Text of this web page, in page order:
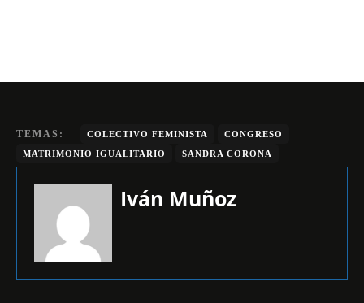
TEMAS: COLECTIVO FEMINISTA
CONGRESO
MATRIMONIO IGUALITARIO
SANDRA CORONA
Iván Muñoz